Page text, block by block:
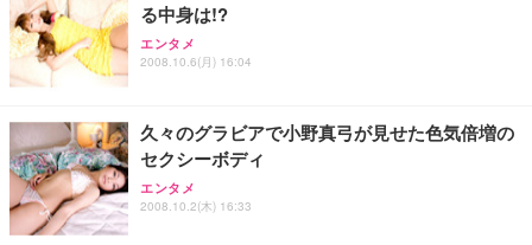
る中身は!?
エンタメ
2008.10.6(月) 16:04
久々のグラビアで小野真弓が見せた色気倍増の
セクシーボディ
エンタメ
2008.10.2(木) 16:33